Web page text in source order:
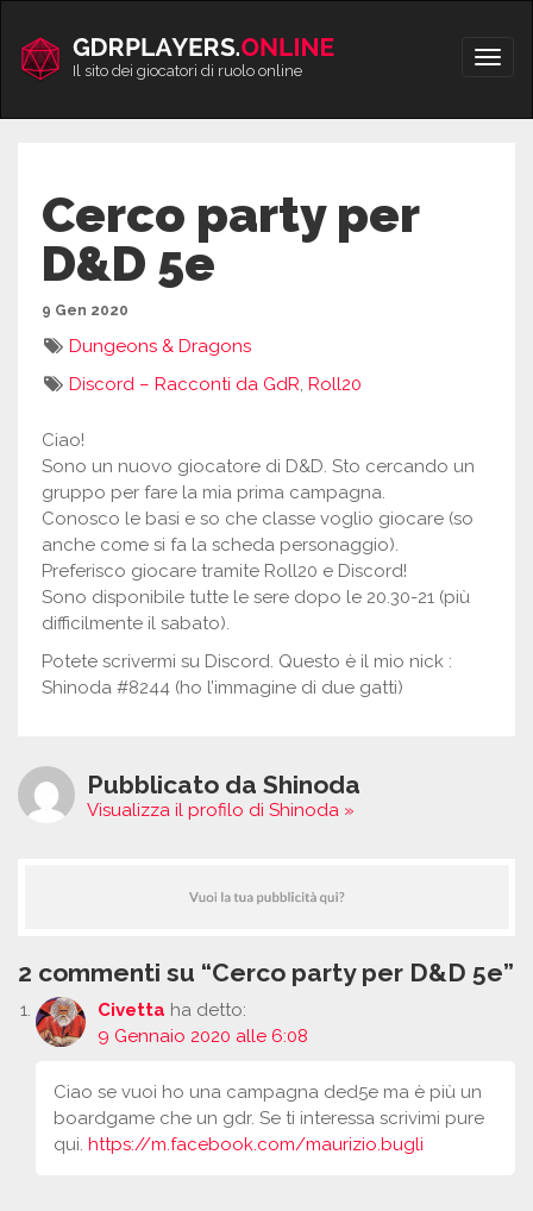
contenuto
Apri/
Il sito dei giocatori di ruolo online
Cerco party per
D&D 5e
9 Gen 2020
Dungeons & Dragons
Discord – Racconti da GdR,Roll20
Ciao!
Sono un nuovo giocatore di D&D. Sto cercando un
gruppo per fare la mia prima campagna.
Conosco le basi e so che classe voglio giocare (so
anche come si fa la scheda personaggio).
Preferisco giocare tramite Roll20 e Discord!
Sono disponibile tutte le sere dopo le 20.30-21 (più
difficilmente il sabato).
Potete scrivermi su Discord. Questo è il mio nick :
Shinoda #8244 (ho l’immagine di due gatti)
Pubblicato da Shinoda
Visualizza il profilo di Shinoda »
2 commenti su “Cerco party per D&D 5e”
Civetta ha detto:
9 Gennaio 2020 alle 6:08
Ciao se vuoi ho una campagna ded5e ma è più un
boardgame che un gdr. Se ti interessa scrivimi pure
qui. https://m.facebook.com/maurizio.bugli